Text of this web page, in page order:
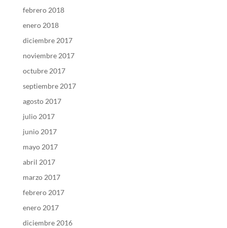
febrero 2018
enero 2018
diciembre 2017
noviembre 2017
octubre 2017
septiembre 2017
agosto 2017
julio 2017
junio 2017
mayo 2017
abril 2017
marzo 2017
febrero 2017
enero 2017
diciembre 2016